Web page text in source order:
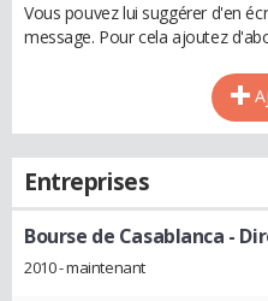
Vous pouvez lui suggérer d'en
message. Pour cela ajoutez
Entreprises
Bourse de Casablanca -
2010 - maintenant